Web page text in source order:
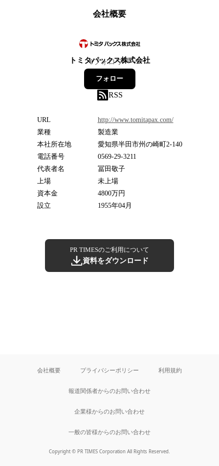
会社概要
トミタパックス株式会社
0フォロワー
フォロー
RSS
URL
http://www.tomitapax.com/
業種
製造業
本社所在地
愛知県半田市州の崎町2-140
電話番号
0569-29-3211
代表者名
冨田敬子
上場
未上場
資本金
4800万円
設立
1955年04月
PR TIMESのご利用について
資料をダウンロード
会社概要 プライバシーポリシー 利用規約
報道関係者からのお問い合わせ
企業様からのお問い合わせ
一般の皆様からのお問い合わせ
Copyright © PR TIMES Corporation All Rights Reserved.